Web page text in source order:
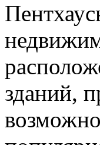
зданий,